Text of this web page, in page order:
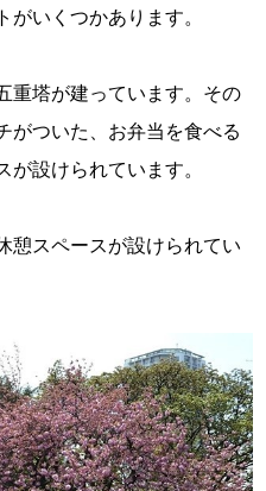
いくつかあります。
重塔が建っています。その
がついた、お弁当を食べる
設けられています。
憩スペースが設けられてい